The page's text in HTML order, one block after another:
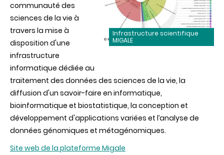
Infrastructure scientifique
MIGALE
communauté des
sciences de la vie à
travers la mise à
disposition d'une
infrastructure
informatique dédiée au
traitement des données des sciences de la vie, la
diffusion d'un savoir-faire en informatique,
bioinformatique et biostatistique, la conception et
développement d'applications variées et l’analyse de
données génomiques et métagénomiques.
Site web de la plateforme Migale